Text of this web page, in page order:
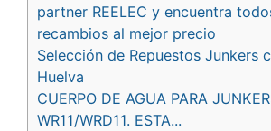
partner REELEC y encuentra
recambios al mejor precio
Selección de Repuestos Junkers
Huelva
CUERPO DE AGUA PARA
WR11/WRD11. ESTA...